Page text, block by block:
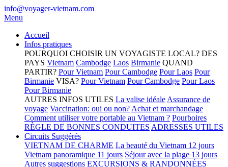
info@voyager-vietnam.com
Menu
Accueil
Infos pratiques
POURQUOI CHOISIR UN VOYAGISTE LOCAL? DES
PAYS Vietnam Cambodge Laos Birmanie QUAND
PARTIR? Pour Vietnam Pour Cambodge Pour Laos Pour
Birmanie VISA? Pour Vietnam Pour Cambodge Pour Laos
Pour Birmanie
AUTRES INFOS UTILES La valise idéale Assurance de
voyage Vaccination: oui ou non? Achat et marchandage
Comment utiliser votre portable au Vietnam ? Pourboires
RÈGLE DE BONNES CONDUITES ADRESSES UTILES
Circuits Suggérés
VIETNAM DE CHARME La beauté du Vietnam 12 jours
Vietnam panoramique 11 jours Séjour avec la plage 13 jours
Autres suggestions EXCURSIONS & RANDONNÉES